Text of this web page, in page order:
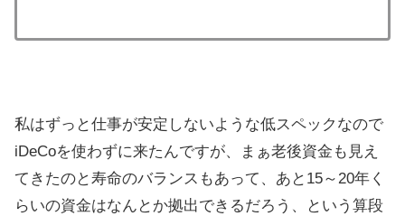
私はずっと仕事が安定しないような低スペックなので
iDeCoを使わずに来たんですが、まぁ老後資金も見え
てきたのと寿命のバランスもあって、あと15～20年く
らいの資金はなんとか拠出できるだろう、という算段